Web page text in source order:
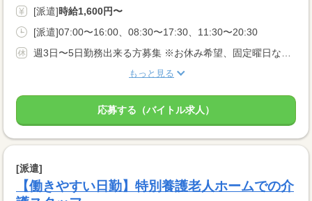
[派遣]時給1,600円〜
[派遣]07:00〜16:00、08:30〜17:30、11:30〜20:30
もっと見る
応募する（バイトル求人）
[派遣]
【働きやすい日勤】特別養護老人ホームでの介